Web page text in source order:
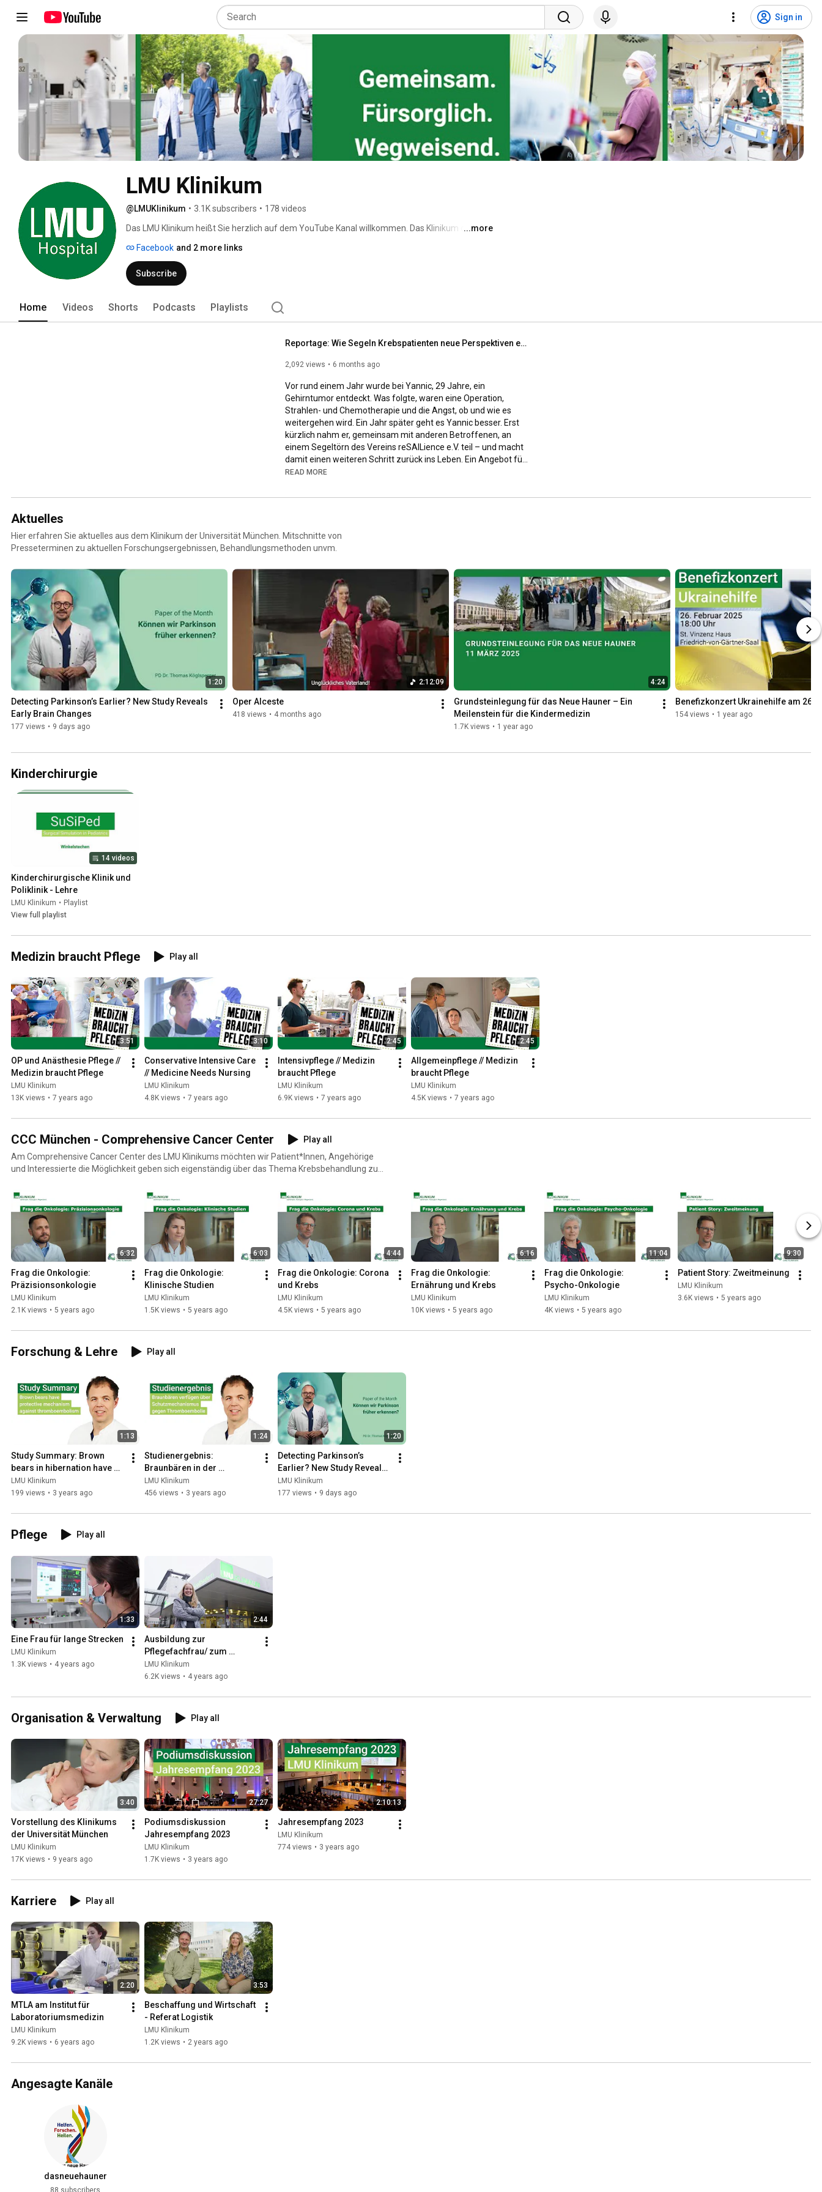
Sign in
LMU Klinikum
@LMUKlinikum • 3.1K subscribers • 178 videos
Das LMU Klinikum heißt Sie herzlich auf dem YouTube Kanal willkommen. Das Klinikum der LMU
Fortschritts, in dem gleichzeitig das Gefühl von individueller Betreuung, Geborgenheit und
Vertrauen zu spüren ist.
...more
Facebook and 2 more links
Subscribe
Home Videos Shorts Podcasts Playlists
Reportage: Wie Segeln Krebspatienten neue Perspektiven eröffnet
2,092 views 6 months ago
Vor rund einem Jahr wurde bei Yannic, 29 Jahre, ein
Gehirntumor entdeckt. Was folgte, waren eine Operation,
Strahlen- und Chemotherapie und die Angst, ob und wie es
weitergehen wird. Ein Jahr später geht es Yannic besser. Erst
kürzlich nahm er, gemeinsam mit anderen Betroffenen, an
einem Segeltörn des Vereins reSAILience e.V. teil – und macht
damit einen weiteren Schritt zurück ins Leben. Ein Angebot für
Betroffene im Alter zwischen 18 und 45 Jahren, das auch das
READ MORE
Aktuelles
Hier erfahren Sie aktuelles aus dem Klinikum der Universität München. Mitschnitte von
Presseterminen zu aktuellen Forschungsergebnissen, Behandlungsmethoden unvm.
1:20
Detecting Parkinson’s Earlier? New Study Reveals
Early Brain Changes
177 views • 9 days ago
2:12:09
Oper Alceste
418 views • 4 months ago
4:24
Grundsteinlegung für das Neue Hauner – Ein
Meilenstein für die Kindermedizin
1.7K views • 1 year ago
Benefizkonzert Ukrainehilfe am 26.
154 views • 1 year ago
Kinderchirurgie
14 videos
Kinderchirurgische Klinik und
Poliklinik - Lehre
LMU Klinikum • Playlist
View full playlist
Medizin braucht Pflege Play all
3:51
OP und Anästhesie Pflege //
Medizin braucht Pflege
LMU Klinikum
13K views • 7 years ago
3:10
Conservative Intensive Care
// Medicine Needs Nursing
LMU Klinikum
4.8K views • 7 years ago
2:45
Intensivpflege // Medizin
braucht Pflege
LMU Klinikum
6.9K views • 7 years ago
2:45
Allgemeinpflege // Medizin
braucht Pflege
LMU Klinikum
4.5K views • 7 years ago
CCC München - Comprehensive Cancer Center
Play all
Am Comprehensive Cancer Center des LMU Klinikums möchten wir Patient*Innen, Angehörige
und Interessierte die Möglichkeit geben sich eigenständig über das Thema Krebsbehandlung zu
und aktuellen Themen.
6:32
Frag die Onkologie:
Präzisionsonkologie
LMU Klinikum
2.1K views • 5 years ago
6:03
Frag die Onkologie:
Klinische Studien
LMU Klinikum
1.5K views • 5 years ago
4:44
Frag die Onkologie: Corona
und Krebs
LMU Klinikum
4.5K views • 5 years ago
6:16
Frag die Onkologie:
Ernährung und Krebs
LMU Klinikum
10K views • 5 years ago
11:04
Frag die Onkologie:
Psycho-Onkologie
LMU Klinikum
4K views • 5 years ago
9:30
Patient Story: Zweitmeinung
LMU Klinikum
3.6K views • 5 years ago
Forschung & Lehre Play all
1:13
Study Summary: Brown
bears in hibernation have
protective mechanism
against thromboembolism
LMU Klinikum
199 views • 3 years ago
1:24
Studienergebnis:
Braunbären in der
Winterruhe verfügen über
Schutzmechanismus gegen
LMU Klinikum
456 views • 3 years ago
1:20
Detecting Parkinson’s
Earlier? New Study Reveals
Early Brain Changes
LMU Klinikum
177 views • 9 days ago
Pflege Play all
1:33
Eine Frau für lange Strecken
LMU Klinikum
1.3K views • 4 years ago
2:44
Ausbildung zur
Pflegefachfrau/ zum
Pflegefachmann
LMU Klinikum
6.2K views • 4 years ago
Organisation & Verwaltung Play all
3:40
Vorstellung des Klinikums
der Universität München
LMU Klinikum
17K views • 9 years ago
27:27
Podiumsdiskussion
Jahresempfang 2023
LMU Klinikum
1.7K views • 3 years ago
2:10:13
Jahresempfang 2023
LMU Klinikum
774 views • 3 years ago
Karriere Play all
2:20
MTLA am Institut für
Laboratoriumsmedizin
LMU Klinikum
9.2K views • 6 years ago
3:53
Beschaffung und Wirtschaft
- Referat Logistik
LMU Klinikum
1.2K views • 2 years ago
Angesagte Kanäle
dasneuehauner
88 subscribers